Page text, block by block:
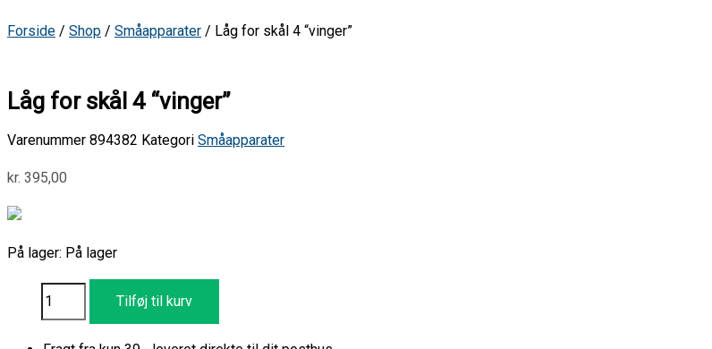
Forside / Shop / Småapparater / Låg for skål 4 “vinger”
Låg for skål 4 “vinger”
Varenummer 894382 Kategori Småapparater
kr. 395,00
På lager: På lager
Tilføj til kurv